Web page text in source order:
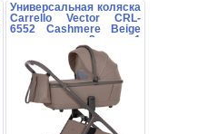
Универсальная коляска
Carrello Vector CRL-
6552 Cashmere Beige
коричневая 2 в 1
люлька и блок